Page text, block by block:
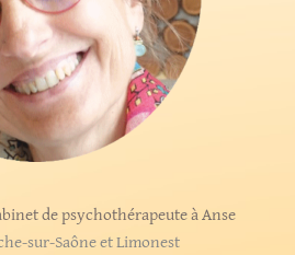
de psychothérapeute à Anse
sur-Saône et Limonest